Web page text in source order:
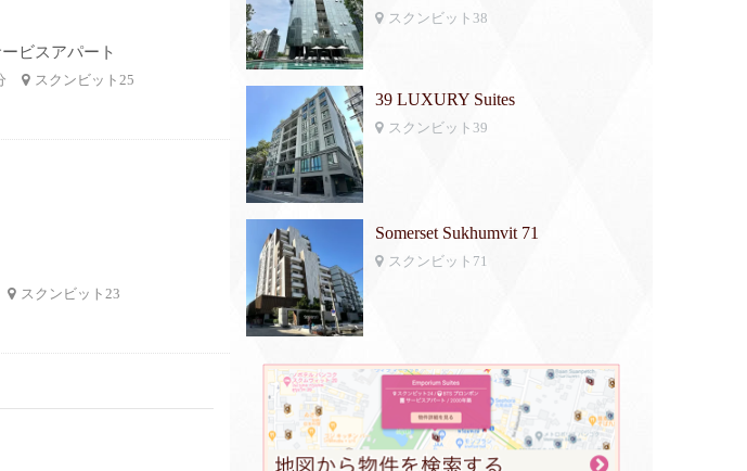
ビスアパート
スクンビット25
スクンビット23
スクンビット38
39 LUXURY Suites
スクンビット39
Somerset Sukhumvit 71
スクンビット71